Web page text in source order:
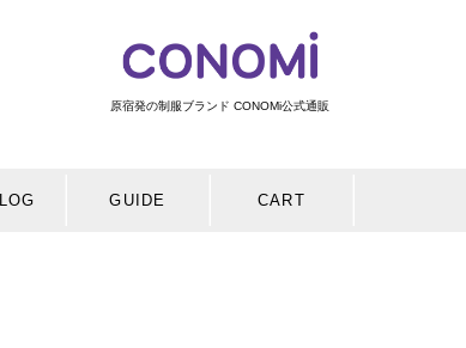
原宿発の制服ブランド CONOMi公式通販
GUIDE CART